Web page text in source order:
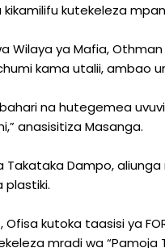
kutekeleza
Wilaya ya Mafia,
kama utalii, ambao
na hutegemea
anasisitiza Masanga.
Takataka Dampo,
plastiki.
Ofisa kutoka taasisi ya
mradi wa “Pamoja